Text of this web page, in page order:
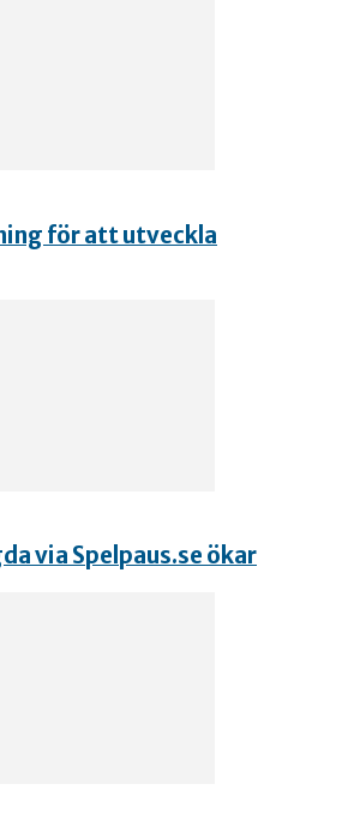
för att utveckla
via Spelpaus.se ökar